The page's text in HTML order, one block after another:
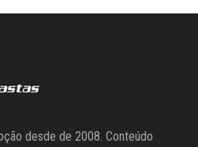
desde de 2008. Conteúdo